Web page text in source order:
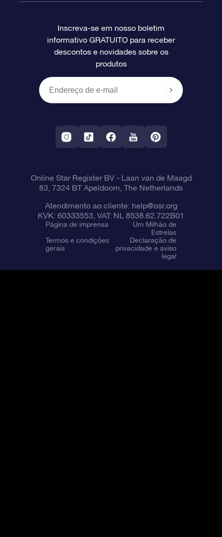
Avaliações
O cartão de presente da OSR
Presentes corporativos
Página estelar personalizada
Um Milhão de Estrelas
OSR Starsaver
Aplicativo RV Fly me to the stars
Informações de pagamento
Política de devolução
Constelações
Inscreva-se em nosso boletim
informativo GRATUITO para receber
descontos e novidades sobre os
produtos
Online Star Register BV- Laan van de Maagd
83, 7324 BT Apeldoorn, The Netherlands
Atendimento ao cliente: help@osr.org
KVK: 60333553, VAT: NL 8538.62.722B01
Página de imprensa
Um Milhão de
Estrelas
Termos e condições
gerais
Declaração de
privacidade e aviso
legal